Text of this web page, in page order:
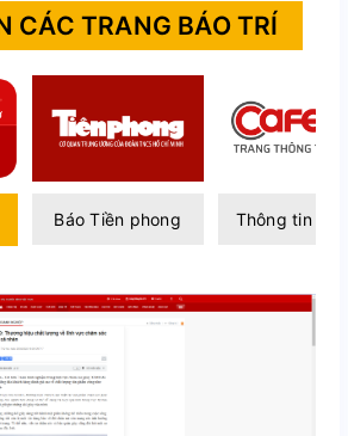
CÁC TRANG BÁO TRÍ
Báo Tiền phong Thông tin